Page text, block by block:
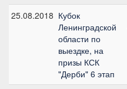
25.08.2018 Кубок
Ленинградской
области по
выездке, на
призы КСК
"Дерби" 6 этап